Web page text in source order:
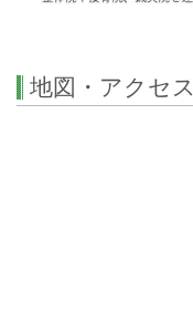
地図・アクセス